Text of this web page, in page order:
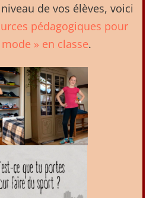
de vos élèves, voici
pédagogiques pour
» en classe.